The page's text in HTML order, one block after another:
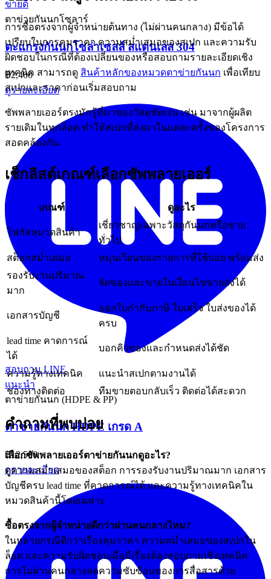
การซื้อตรงจากผู้จำหน่ายต้นทาง (ไม่ผ่านคนกลาง) มีข้อได้
เปรียบในการคุมราคา ความสม่ำเสมอของสเปก และความรับ
ผิดชอบในกรณีที่ต้องเปลี่ยนของหรือสอบถามรายละเอียดเชิง
เทคนิค สามารถดู สินค้าหลักของหมวดตาข่ายกันนก เพื่อเทียบ
สเปกและราคาก่อนเริ่มสอบถาม
ซัพพลายเออร์ตรงมักรู้ที่มาของวัสดุชัดเจน เช่น มาจากผู้ผลิต
รายเดิมในทุกล็อต ทำให้สเปกที่ส่งมาในแต่ละครั้งของโครงการ
สอดคล้องกัน
เช็กลิสต์เกณฑ์เลือกซัพพลายเออร์
เกณฑ์ ดูอะไร
โฟกัสหมวดสินค้า
เชี่ยวชาญเฉพาะวัสดุกันนกหรือขาย
ทั่วไป
สต็อกสม่ำเสมอ
หมุนเวียนของรายการที่ใช้บ่อย พร้อมส่ง
รองรับงานปริมาณ
มาก
จัดของและขายในเงื่อนไขขายส่งได้
เอกสารบัญชี
ออกใบกำกับภาษี ใบเสร็จ ใบส่งของได้
ครบ
lead time คาดการณ์
ได้
บอกคิวของและกำหนดส่งได้ชัด
ความรู้ทางเทคนิค
แนะนำสเปกตามงานได้
ช่องทางติดต่อ
ทีมขายตอบกลับเร็ว ติดต่อได้สะดวก
คำถามที่พบบ่อย
เลือกซัพพลายเออร์ตาข่ายกันนกดูอะไร?
ดูความสม่ำเสมอของสต็อก การรองรับงานปริมาณมาก เอกสาร
บัญชีครบ lead time ที่คาดการณ์ได้ และความรู้ทางเทคนิคใน
หมวดสินค้านี้โดยเฉพาะ
ซื้อตรงจากผู้จำหน่ายดีกว่าผ่านคนกลางไหม?
ในหลายกรณีดีกว่าเรื่องคุมราคา ความสม่ำเสมอของสเปกใน
ล็อต และความรับผิดชอบเมื่อมีเรื่องต้องสอบถามเชิงเทคนิค
การไม่ผ่านคนกลางลดความซับซ้อนของการสื่อสารด้วย
ขายดี
ตาข่ายกันนกโซลาร์
ตะแกรงกันนกโซล่าเซลล์ สแตนเลส 304
฿2,400
ดูรายละเอียด
สอบถาม LINE
แนะนำ
ตาข่ายกันนก (HDPE & PP)
ตาข่ายกันนก HDPE เกรด A
฿12,500
ดูรายละเอียด